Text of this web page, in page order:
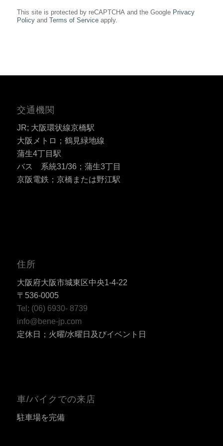
This site is protected by reCAPTCHA and the Google Privacy
Policyand Terms of Serviceapply.
交通機関
JR; 大阪環状線京橋駅
大阪メトロ；鶴見緑地線
蒲生4丁目駅
バス 系統31/36；蒲生3丁目
京阪電鉄；京橋または野江駅
住所
大阪府大阪市城東区中央1-4-22
〒536-0005
Tel; (06) 6930- 8739
info@bene-jp.com
定休日；火曜/水曜日及びイベント日
車/バイクでの来店
駐車場を完備